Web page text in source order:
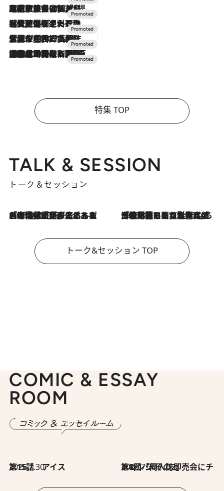
2026.7.31
【ホテル帰省】という選択肢をOMOが提案。家族とほどよい距離を保つには「昼は実家、夜は気兼ねなくホテルで！」
2026.7.24
【夏限定ディナーコース】旬を迎える稚鮎や花ズッキーニなどをイタリア・トスカーナの郷土料理の手法で満喫！
2026.7.17
「土佐和ハーブかき氷」がOMO7高知に登場！生姜、山椒、大葉など目にも舌にも涼を呼ぶ郷土の味
2026.7.10
NEW OPEN！【界 草津】名湯の地に誕生。趣の異なる2種の温泉と上州ならではの会席・蕎麦割烹など美食を味わう究極の癒やし旅
特集 TOP
TALK & SESSION
トーク＆セッション
2026.8.3
「今後値上げがあるとすれば…」「リスクがあるのは今年の冬」エネルギー専門家が語る、ホルムズ海峡封鎖が家庭にもたらす“ある心配” 2026.8.3
「住宅建てられない…」「サーチャージ料の高値が続いている」ホルムズ海峡封鎖による影響はいつまで続く？《エネルギー専門家に聞く“どうなる日本の暮らし”》
トーク&セッション TOP
COMIC & ESSAY
ROOM
2026.7.30
第15話 アイス 2026.7.30
第8回「同人誌即売会にチャレンジ その2」